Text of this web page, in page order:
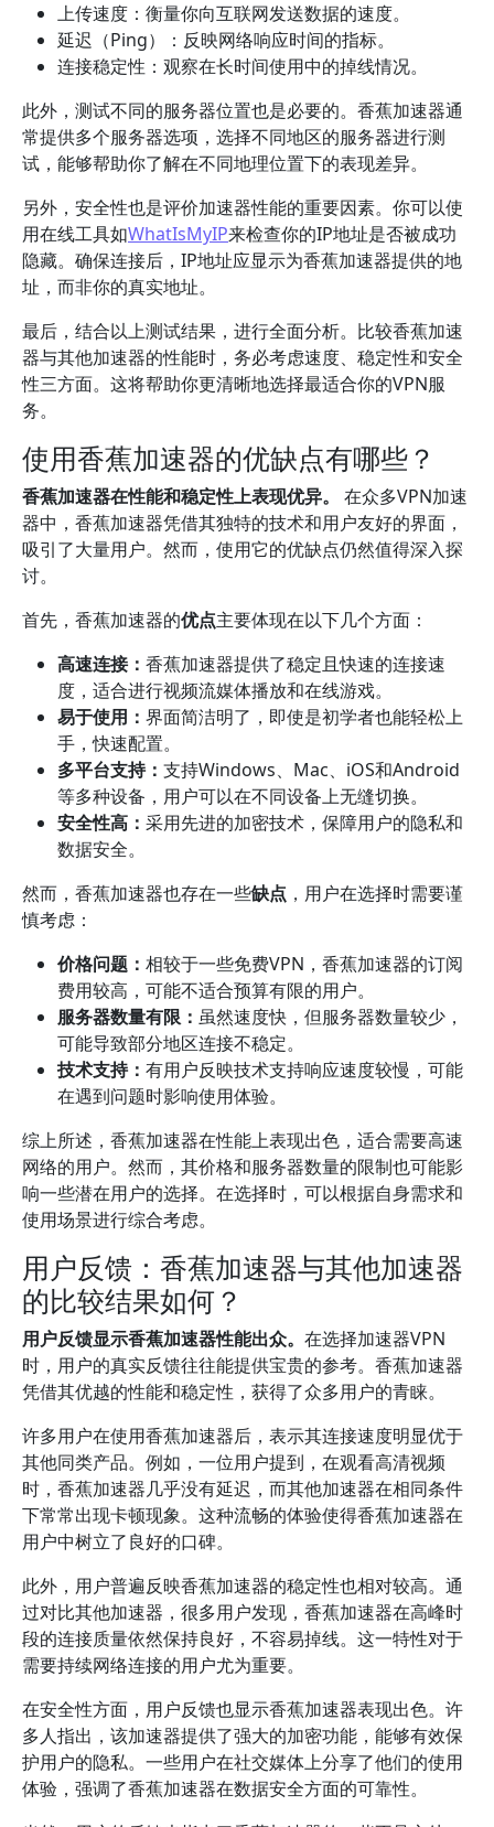
上传速度：衡量你向互联网发送数据的速度。
延迟（Ping）：反映网络响应时间的指标。
连接稳定性：观察在长时间使用中的掉线情况。
此外，测试不同的服务器位置也是必要的。香蕉加速器通
常提供多个服务器选项，选择不同地区的服务器进行测
试，能够帮助你了解在不同地理位置下的表现差异。
另外，安全性也是评价加速器性能的重要因素。你可以使
用在线工具如WhatIsMyIP来检查你的IP地址是否被成功
隐藏。确保连接后，IP地址应显示为香蕉加速器提供的地
址，而非你的真实地址。
最后，结合以上测试结果，进行全面分析。比较香蕉加速
器与其他加速器的性能时，务必考虑速度、稳定性和安全
性三方面。这将帮助你更清晰地选择最适合你的VPN服
务。
使用香蕉加速器的优缺点有哪些？
香蕉加速器在性能和稳定性上表现优异。
在众多VPN加速
器中，香蕉加速器凭借其独特的技术和用户友好的界面，
吸引了大量用户。然而，使用它的优缺点仍然值得深入探
讨。
首先，香蕉加速器的优点主要体现在以下几个方面：
高速连接： 香蕉加速器提供了稳定且快速的连接速
度，适合进行视频流媒体播放和在线游戏。
易于使用： 界面简洁明了，即使是初学者也能轻松上
手，快速配置。
多平台支持： 支持Windows、Mac、iOS和Android
等多种设备，用户可以在不同设备上无缝切换。
安全性高： 采用先进的加密技术，保障用户的隐私和
数据安全。
然而，香蕉加速器也存在一些缺点 ，用户在选择时需要谨
慎考虑：
价格问题： 相较于一些免费VPN，香蕉加速器的订阅
费用较高，可能不适合预算有限的用户。
服务器数量有限： 虽然速度快，但服务器数量较少，
可能导致部分地区连接不稳定。
技术支持： 有用户反映技术支持响应速度较慢，可能
在遇到问题时影响使用体验。
综上所述，香蕉加速器在性能上表现出色，适合需要高速
网络的用户。然而，其价格和服务器数量的限制也可能影
响一些潜在用户的选择。在选择时，可以根据自身需求和
使用场景进行综合考虑。
用户反馈：香蕉加速器与其他加速器
的比较结果如何？
用户反馈显示香蕉加速器性能出众。 在选择加速器VPN
时，用户的真实反馈往往能提供宝贵的参考。香蕉加速器
凭借其优越的性能和稳定性，获得了众多用户的青睐。
许多用户在使用香蕉加速器后，表示其连接速度明显优于
其他同类产品。例如，一位用户提到，在观看高清视频
时，香蕉加速器几乎没有延迟，而其他加速器在相同条件
下常常出现卡顿现象。这种流畅的体验使得香蕉加速器在
用户中树立了良好的口碑。
此外，用户普遍反映香蕉加速器的稳定性也相对较高。通
过对比其他加速器，很多用户发现，香蕉加速器在高峰时
段的连接质量依然保持良好，不容易掉线。这一特性对于
需要持续网络连接的用户尤为重要。
在安全性方面，用户反馈也显示香蕉加速器表现出色。许
多人指出，该加速器提供了强大的加密功能，能够有效保
护用户的隐私。一些用户在社交媒体上分享了他们的使用
体验，强调了香蕉加速器在数据安全方面的可靠性。